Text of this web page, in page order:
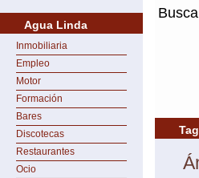
Agua Linda
Inmobiliaria
Empleo
Motor
Formación
Bares
Discotecas
Restaurantes
Ocio